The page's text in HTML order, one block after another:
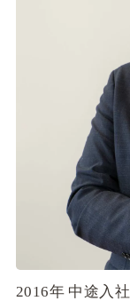
2016年 中途入社